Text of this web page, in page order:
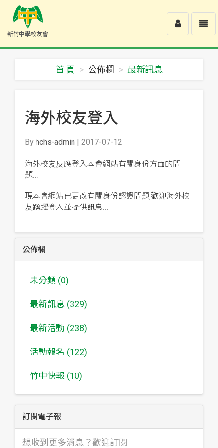
新竹中學校友會
友
Toggle
user
首 頁 公佈欄 最新訊息
海外校友登入
By hchs-admin | 2017-07-12
海外校友反應登入本會網站有關身份方面的問
題...
現本會網站已更改有關身份認證問題,歡迎海外校
友踴躍登入並提供訊息...
公佈欄
未分類 (0)
最新訊息 (329)
最新活動 (238)
活動報名 (122)
竹中快報 (10)
訂閱電子報
想收到更多消息？歡迎訂閱